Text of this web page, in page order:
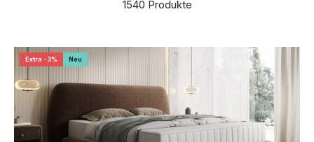
1540 Produkte
Extra -3% Neu